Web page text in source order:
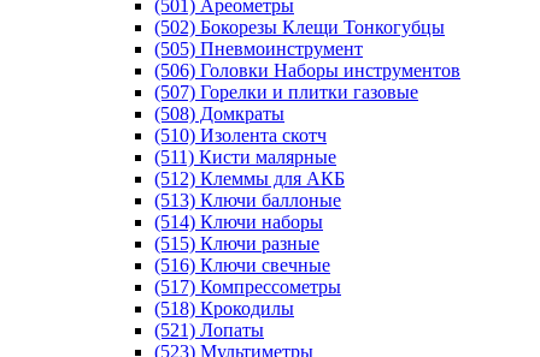
(501) Ареометры
(502) Бокорезы Клещи Тонкогубцы
(505) Пневмоинструмент
(506) Головки Наборы инструментов
(507) Горелки и плитки газовые
(508) Домкраты
(510) Изолента скотч
(511) Кисти малярные
(512) Клеммы для АКБ
(513) Ключи баллоные
(514) Ключи наборы
(515) Ключи разные
(516) Ключи свечные
(517) Компрессометры
(518) Крокодилы
(521) Лопаты
(523) Мультиметры